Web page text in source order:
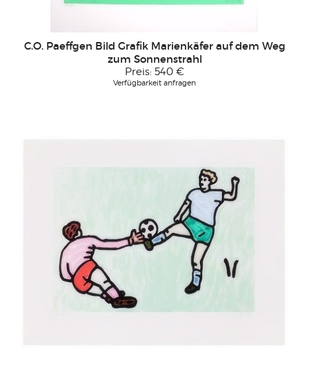
C.O. Paeffgen Bild Grafik Marienkäfer auf dem Weg
zum Sonnenstrahl
Preis: 540 €
Verfügbarkeit anfragen